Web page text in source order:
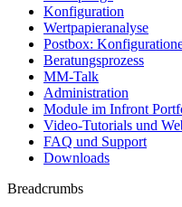
Konfiguration
Wertpapieranalyse
Postbox:
Beratungsprozess
MM-Talk
Administration
Module im Infront
Video-Tutorials und
FAQ und Support
Downloads
Breadcrumbs